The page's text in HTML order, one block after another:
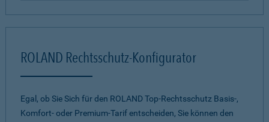
ROLAND Rechtsschutz-Konfigurator
Egal, ob Sie Sich für den ROLAND Top-Rechtsschutz Basis-,
Komfort- oder Premium-Tarif entscheiden, Sie können den